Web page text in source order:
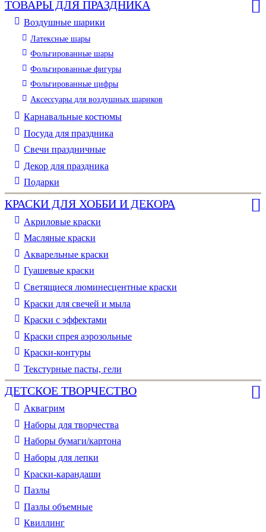
ТОВАРЫ ДЛЯ ПРАЗДНИКА
Воздушные шарики
Латексные шары
Фольгированные шары
Фольгированные фигуры
Фольгированные цифры
Аксессуары для воздушных шариков
Карнавальные костюмы
Посуда для праздника
Свечи праздничные
Декор для праздника
Подарки
КРАСКИ ДЛЯ ХОББИ И ДЕКОРА
Акриловые краски
Масляные краски
Акварельные краски
Гуашевые краски
Светящиеся люминесцентные краски
Краски для свечей и мыла
Краски с эффектами
Краски спрея аэрозольные
Краски-контуры
Текстурные пасты, гели
ДЕТСКОЕ ТВОРЧЕСТВО
Аквагрим
Наборы для творчества
Наборы бумаги/картона
Наборы для лепки
Краски-карандаши
Пазлы
Пазлы объемные
Квиллинг